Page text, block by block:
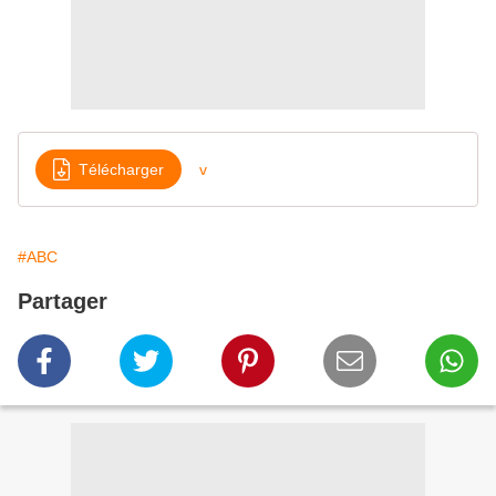
Télécharger v
#ABC
Partager